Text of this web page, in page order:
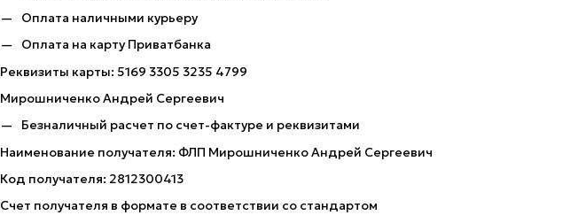
Оплата наличными курьеру
Оплата на карту Приватбанка
Реквизиты карты: 5169 3305 3235 4799
Мирошниченко Андрей Сергеевич
Безналичный расчет по счет-фактуре и реквизитами
Наименование получателя: ФЛП Мирошниченко Андрей Сергеевич
Код получателя: 2812300413
Счет получателя в формате в соответствии со стандартом